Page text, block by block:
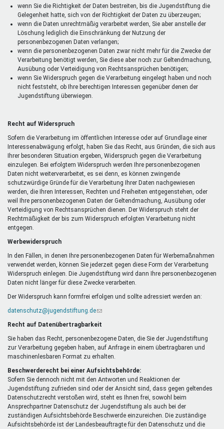
wenn Sie die Richtigkeit der Daten bestreiten, bis die Jugendstiftung die
Gelegenheit hatte, sich von der Richtigkeit der Daten zu überzeugen;
wenn die Daten unrechtmäßig verarbeitet werden, Sie aber anstelle der
Löschung lediglich die Einschränkung der Nutzung der
personenbezogenen Daten verlangen;
wenn die personenbezogenen Daten zwar nicht mehr für die Zwecke der
Verarbeitung benötigt werden, Sie diese aber noch zur Geltendmachung,
Ausübung oder Verteidigung von Rechtsansprüchen benötigen;
wenn Sie Widerspruch gegen die Verarbeitung eingelegt haben und noch
nicht feststeht, ob Ihre berechtigen Interessen gegenüber denen der
Jugendstiftung überwiegen.
Recht auf Widerspruch
Sofern die Verarbeitung im öffentlichen Interesse oder auf Grundlage einer
Interessenabwägung erfolgt, haben Sie das Recht, aus Gründen, die sich aus
Ihrer besonderen Situation ergeben, Widerspruch gegen die Verarbeitung
einzulegen. Bei erfolgtem Widerspruch werden Ihre personenbezogenen
Daten nicht weiterverarbeitet, es sei denn, es können zwingende
schutzwürdige Gründe für die Verarbeitung Ihrer Daten nachgewiesen
werden, die Ihren Interessen, Rechten und Freiheiten entgegenstehen, oder
weil Ihre personenbezogenen Daten der Geltendmachung, Ausübung oder
Verteidigung von Rechtsansprüchen dienen. Der Widerspruch steht der
Rechtmäßigkeit der bis zum Widerspruch erfolgten Verarbeitung nicht
entgegen.
Werbewiderspruch
In den Fällen, in denen Ihre personenbezogenen Daten für Werbemaßnahmen
verwendet werden, können Sie jederzeit gegen diese Form der Verarbeitung
Widerspruch einlegen. Die Jugendstiftung wird dann Ihre personenbezogenen
Daten nicht länger für diese Zwecke verarbeiten.
Der Widerspruch kann formfrei erfolgen und sollte adressiert werden an:
datenschutz@jugendstiftung.de(Link
E-
Mail)
Recht auf Datenübertragbarkeit
Sie haben das Recht, personenbezogene Daten, die Sie der Jugendstiftung
zur Verarbeitung gegeben haben, auf Anfrage in einem übertragbaren und
maschinenlesbaren Format zu erhalten.
Beschwerderecht bei einer Aufsichtsbehörde:
Sofern Sie dennoch nicht mit den Antworten und Reaktionen der
Jugendstiftung zufrieden sind oder der Ansicht sind, dass gegen geltendes
Datenschutzrecht verstoßen wird, steht es Ihnen frei, sowohl beim
Ansprechpartner Datenschutz der Jugendstiftung als auch bei der
zuständigen Aufsichtsbehörde Beschwerde einzureichen. Die zuständige
Aufsichtsbehörde ist der Landesbeauftragte für den Datenschutz und die